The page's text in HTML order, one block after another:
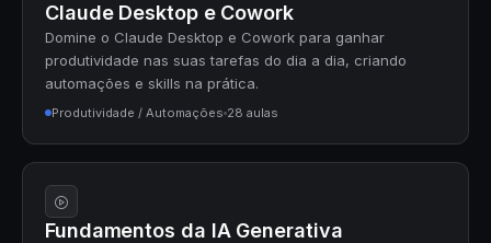
Claude Desktop e Cowork
Domine o Claude Desktop e Cowork para ganhar
produtividade nas suas tarefas do dia a dia, criando
automações e skills na prática.
Produtividade / Automações 28 aulas
Fundamentos da IA Generativa